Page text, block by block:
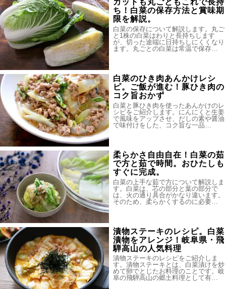
カットも丸ごともこれで長持
ち！白菜の保存方法と賞味期
限を解説。
白菜の保存について解説します。丸ご
と1株の白菜はわりと長持ちします
が、切った途端に日持ちしにくくなり
ます。丸ごとの白菜は常温で保存…
白菜のひき肉あんかけレシ
ピ。ご飯が進む！豚ひき肉の
コク旨おかず
白菜と豚ひき肉を使ったあんかけのレ
シピをご紹介します。にんにくと生姜
で風味をアップさせ、だしの素や醤油
で味付けをした、コク旨な一品…
柔らかさ自由自在！白菜の茹
で方と茹で時間。おひたしも
すぐに完成。
白菜の上手な茹で方について解説しま
す。白菜は、芯の部分と葉の部分で
は、火の通り具合がかなり違います。
そのため、柔らかくするのに必要…
漬物ステーキのレシピ。白菜
漬物をアレンジ！岐阜県・飛
騨高山の人気料理
漬物ステーキのレシピをご紹介しま
す。漬物ステーキとは、白菜漬けを炒
めて卵でとじたお料理のことです。岐
阜の飛騨高山の郷土料理として有…